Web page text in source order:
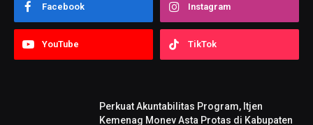
Facebook Instagram
YouTube TikTok
Perkuat Akuntabilitas Program, Itjen
Kemenag Monev Asta Protas di Kabupaten